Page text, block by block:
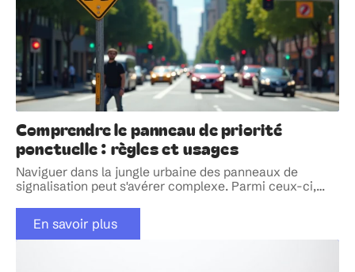
Comprendre le panneau de priorité
ponctuelle : règles et usages
Naviguer dans la jungle urbaine des panneaux de
signalisation peut s'avérer complexe. Parmi ceux-ci,…
En savoir plus